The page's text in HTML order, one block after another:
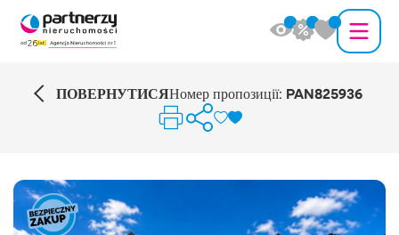
ПОВЕРНУТИСЯНомер пропозиції: PAN825936